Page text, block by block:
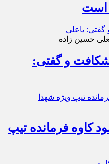
است
حسین زاده
و گفتی:
کاوه فرمانده تیپ